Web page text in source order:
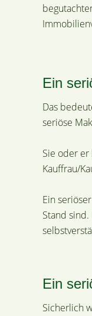
Ein
Das
seriöse
Sie oder
Kauffrau/
Ein
Stand
Ein
Sicherlich